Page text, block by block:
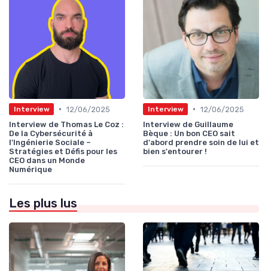
Interview • 12/06/2025
Interview de Thomas Le Coz :
De la Cybersécurité à
l'Ingénierie Sociale –
Stratégies et Défis pour les
CEO dans un Monde
Numérique
Interview • 12/06/2025
Interview de Guillaume
Bèque : Un bon CEO sait
d'abord prendre soin de lui et
bien s'entourer !
Les plus lus